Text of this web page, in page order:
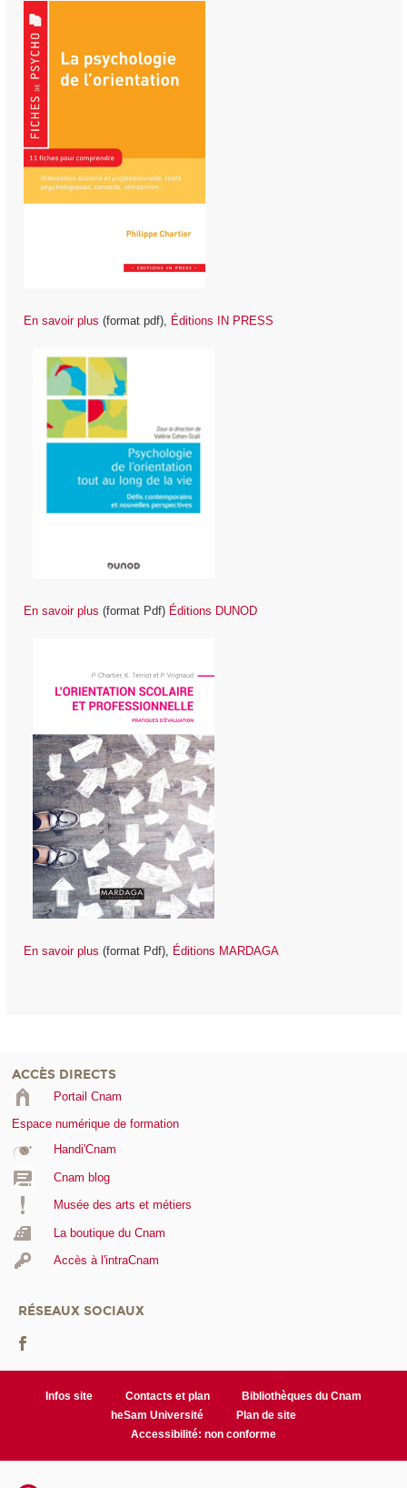
En savoir plus (format pdf), Éditions IN PRESS
En savoir plus (format Pdf) Éditions DUNOD
En savoir plus (format Pdf), Éditions MARDAGA
ACCÈS DIRECTS
Portail Cnam
Espace numérique de formation
Handi'Cnam
Cnam blog
Musée des arts et métiers
La boutique du Cnam
Accès à l'intraCnam
RÉSEAUX SOCIAUX
Infos site Contacts et plan
Bibliothèques du Cnam
heSam Université
Plan de site
Accessibilité: non conforme